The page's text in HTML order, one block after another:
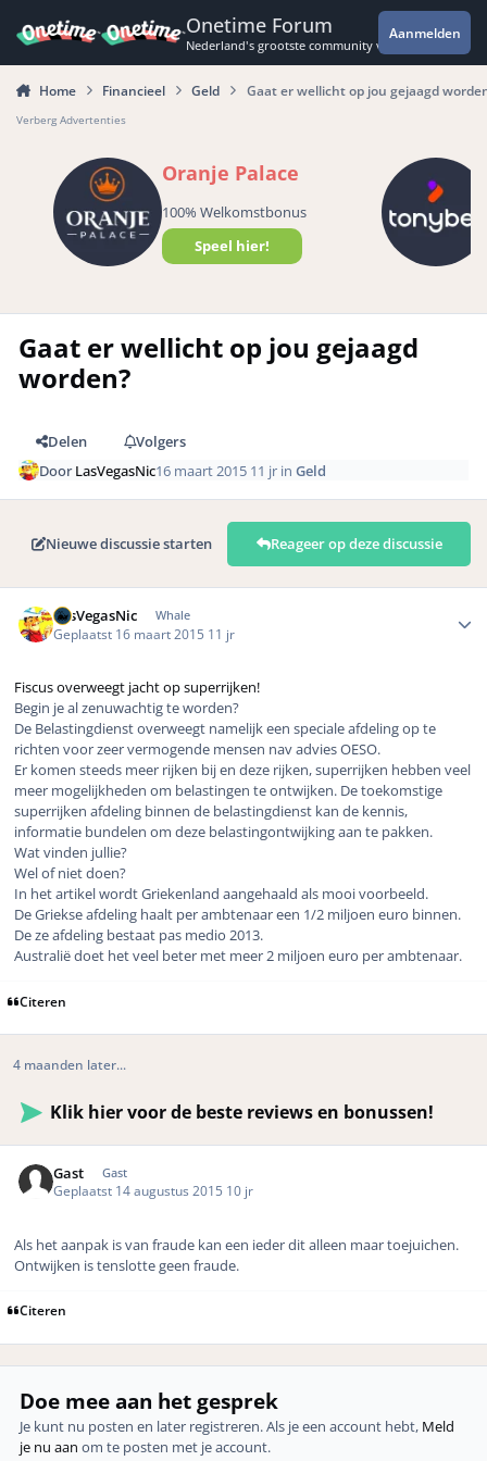
Onetime Forum
Nederland's grootste community voor de
Aanmelden
Home Financieel Geld Gaat er wellicht op jou gejaagd
Verberg Advertenties
Oranje Palace
100% Welkomstbonus
Speel hier!
Gaat er wellicht op jou gejaagd
worden?
Delen
Volgers
DoorLasVegasNic16 maart 2015 11 jr inGeld
Nieuwe discussie starten Reageer op deze discussie
LasVegasNic Whale
Geplaatst 16 maart 2015 11 jr
Fiscus overweegt jacht op superrijken!
Begin je al zenuwachtig te worden?
De Belastingdienst overweegt namelijk een speciale afdeling op te
richten voor zeer vermogende mensen nav advies OESO.
Er komen steeds meer rijken bij en deze rijken, superrijken hebben veel
meer mogelijkheden om belastingen te ontwijken. De toekomstige
superrijken afdeling binnen de belastingdienst kan de kennis,
informatie bundelen om deze belastingontwijking aan te pakken.
Wat vinden jullie?
Wel of niet doen?
In het artikel wordt Griekenland aangehaald als mooi voorbeeld.
De Griekse afdeling haalt per ambtenaar een 1/2 miljoen euro binnen.
De ze afdeling bestaat pas medio 2013.
Australië doet het veel beter met meer 2 miljoen euro per ambtenaar.
Citeren
4 maanden later...
Klik hier voor de beste reviews en bonussen!
Gast Gast
Geplaatst 14 augustus 2015 10 jr
Als het aanpak is van fraude kan een ieder dit alleen maar toejuichen.
Ontwijken is tenslotte geen fraude.
Citeren
Doe mee aan het gesprek
Je kunt nu posten en later registreren. Als je een account hebt, Meld
je nu aan om te posten met je account.